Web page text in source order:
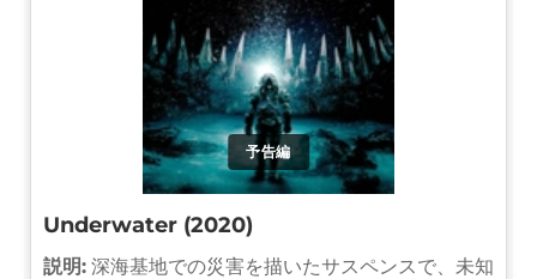
予告編
Underwater (2020)
説明: 深海基地での災害を描いたサスペンスで、未知